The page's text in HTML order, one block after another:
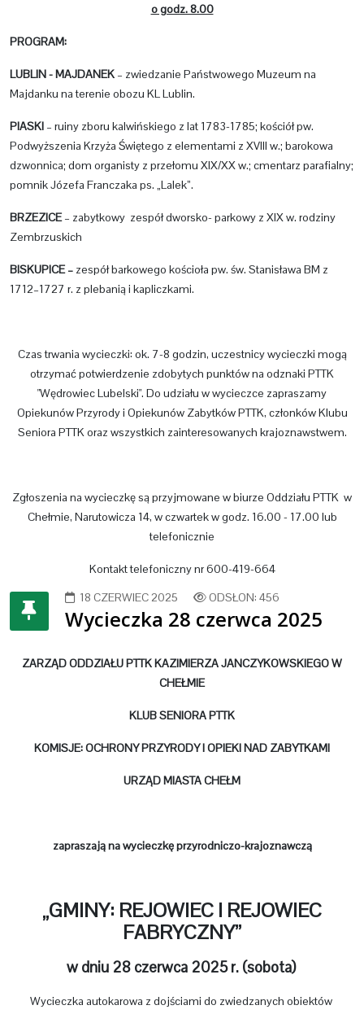
o godz. 8.00
PROGRAM:
LUBLIN - MAJDANEK – zwiedzanie Państwowego Muzeum na
Majdanku na terenie obozu KL Lublin.
PIASKI – ruiny zboru kalwińskiego z lat 1783-1785; kościół pw.
Podwyższenia Krzyża Świętego z elementami z XVIII w.; barokowa
dzwonnica; dom organisty z przełomu XIX/XX w.; cmentarz parafialny;
pomnik Józefa Franczaka ps. „Lalek”.
BRZEZICE– zabytkowy zespół dworsko- parkowy z XIX w. rodziny
Zembrzuskich
BISKUPICE – zespół barkowego kościoła pw. św. Stanisława BM z
1712–1727 r. z plebanią i kapliczkami.
Czas trwania wycieczki: ok. 7-8 godzin, uczestnicy wycieczki mogą
otrzymać potwierdzenie zdobytych punktów na odznaki PTTK
"Wędrowiec Lubelski". Do udziału w wycieczce zapraszamy
Opiekunów Przyrody i Opiekunów Zabytków PTTK, członków Klubu
Seniora PTTK oraz wszystkich zainteresowanych krajoznawstwem.
Zgłoszenia na wycieczkę są przyjmowane w biurze Oddziału PTTK w
Chełmie, Narutowicza 14, w czwartek w godz. 16.00 - 17.00 lub
telefonicznie
Kontakt telefoniczny nr 600-419-664
18 CZERWIEC 2025
ODSŁON: 456
Wycieczka 28 czerwca 2025
ZARZĄD ODDZIAŁU PTTKKAZIMIERZA JANCZYKOWSKIEGO W
CHEŁMIE
KLUB SENIORA PTTK
KOMISJE: OCHRONY PRZYRODY I OPIEKI NAD ZABYTKAMI
URZĄD MIASTA CHEŁM
zapraszają na wycieczkę przyrodniczo-krajoznawczą
„GMINY: REJOWIEC I REJOWIEC
FABRYCZNY”
w dniu 28 czerwca 2025 r. (sobota)
Wycieczka autokarowa z dojściami do zwiedzanych obiektów